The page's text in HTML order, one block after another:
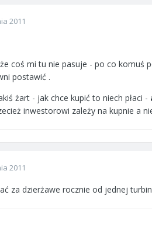
2011
coś mi tu nie pasuje - po co komuś
postawić .
żart - jak chce kupić to niech płaci -
inwestorowi zależy na kupnie a
2011
za dzierżawe rocznie od jednej